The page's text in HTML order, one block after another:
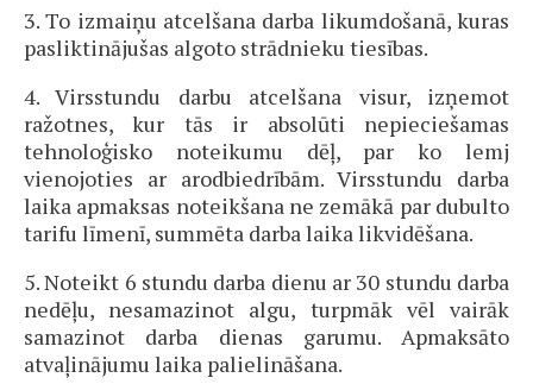
3. To izmaiņu atcelšana darba likumdošanā, kuras
pasliktinājušas algoto strādnieku tiesības.
4. Virsstundu darbu atcelšana visur, izņemot
ražotnes, kur tās ir absolūti nepieciešamas
tehnoloģisko noteikumu dēļ, par ko lemj
vienojoties ar arodbiedrībām. Virsstundu darba
laika apmaksas noteikšana ne zemākā par dubulto
tarifu līmenī, summēta darba laika likvidēšana.
5. Noteikt 6 stundu darba dienu ar 30 stundu darba
nedēļu, nesamazinot algu, turpmāk vēl vairāk
samazinot darba dienas garumu. Apmaksāto
atvaļinājumu laika palielināšana.